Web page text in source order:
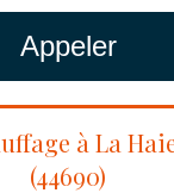
Appeler
à La
(44690)